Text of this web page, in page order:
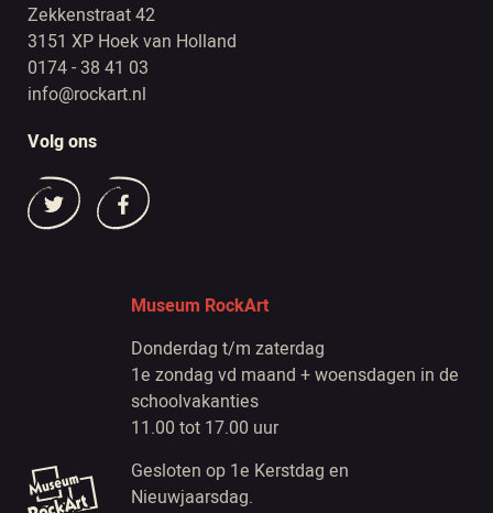
Zekkenstraat 42
3151 XP Hoek van Holland
0174 - 38 41 03
info@rockart.nl
Volg ons
Museum RockArt
Donderdag t/m zaterdag
1e zondag vd maand + woensdagen in de
schoolvakanties
11.00 tot 17.00 uur
Gesloten op 1e Kerstdag en
Nieuwjaarsdag.